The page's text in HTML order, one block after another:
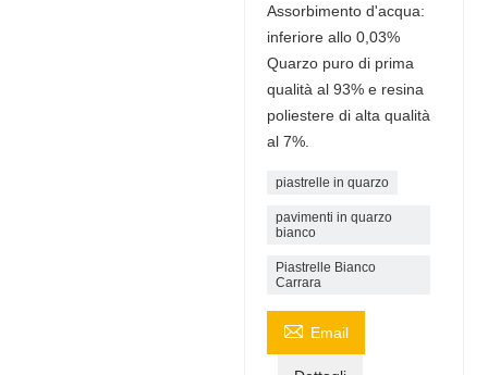
Assorbimento d'acqua:
inferiore allo 0,03%
Quarzo puro di prima
qualità al 93% e resina
poliestere di alta qualità
al 7%.
piastrelle in quarzo
pavimenti in quarzo
bianco
Piastrelle Bianco
Carrara
 Email